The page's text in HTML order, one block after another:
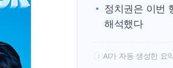
정치권은 이번
해석했다
! AI가 자동 생성한 요